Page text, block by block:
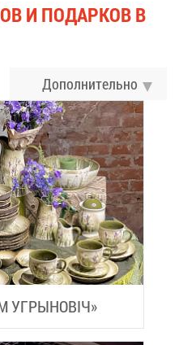
И ПО­ДАР­КОВ В
До­пол­ни­тель­но
УГРЫ­НОВІЧ»